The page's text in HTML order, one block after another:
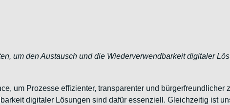
um den Austausch und die Wiederverwendbarkeit digitaler
um Prozesse effizienter, transparenter und
digitaler Lösungen sind dafür essenziell. Gleichzeitig ist